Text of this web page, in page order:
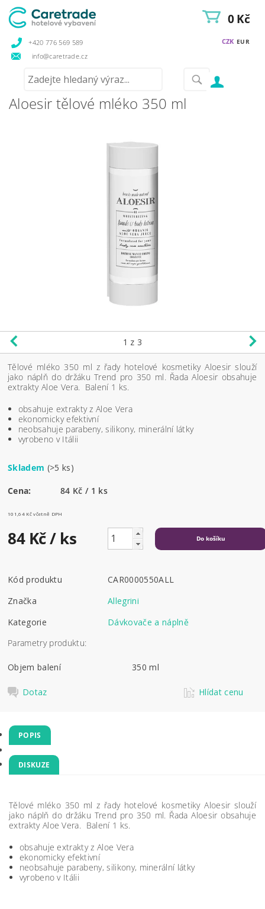
+420 776 569 589
info@caretrade.cz
CZK EUR
0 Kč
Aloesir tělové mléko 350 ml
1 z 3
Tělové mléko 350 ml z řady hotelové kosmetiky Aloesir slouží
jako náplň do držáku Trend pro 350 ml. Řada Aloesir obsahuje
extrakty Aloe Vera. Balení 1 ks.
obsahuje extrakty z Aloe Vera
ekonomicky efektivní
neobsahuje parabeny, silikony, minerální látky
vyrobeno v Itálii
Skladem (>5 ks)
Cena: 84 Kč / 1 ks
101,64 Kč včetně DPH
84 Kč/ ks
Kód produktu
CAR0000550ALL
Značka
Allegrini
Kategorie
Dávkovače a náplně
Parametry produktu:
Objem balení 350 ml
Dotaz Hlídat cenu
POPIS
DISKUZE
Tělové mléko 350 ml z řady hotelové kosmetiky Aloesir slouží
jako náplň do držáku Trend pro 350 ml. Řada Aloesir obsahuje
extrakty Aloe Vera. Balení 1 ks.
obsahuje extrakty z Aloe Vera
ekonomicky efektivní
neobsahuje parabeny, silikony, minerální látky
vyrobeno v Itálii